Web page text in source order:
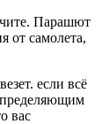
Парашют
от самолета,
если всё
вас